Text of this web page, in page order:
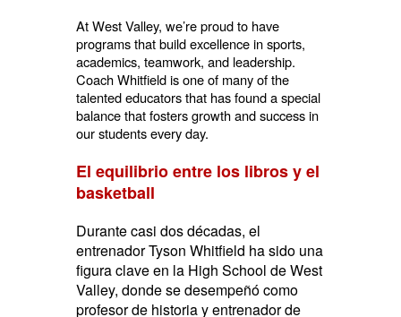
At West Valley, we’re proud to have
programs that build excellence in sports,
academics, teamwork, and leadership.
Coach Whitfield is one of many of the
talented educators that has found a special
balance that fosters growth and success in
our students every day.
El equilibrio entre los libros y el
basketball
Durante casi dos décadas, el
entrenador Tyson Whitfield ha sido una
figura clave en la High School de West
Valley, donde se desempeñó como
profesor de historia y entrenador de